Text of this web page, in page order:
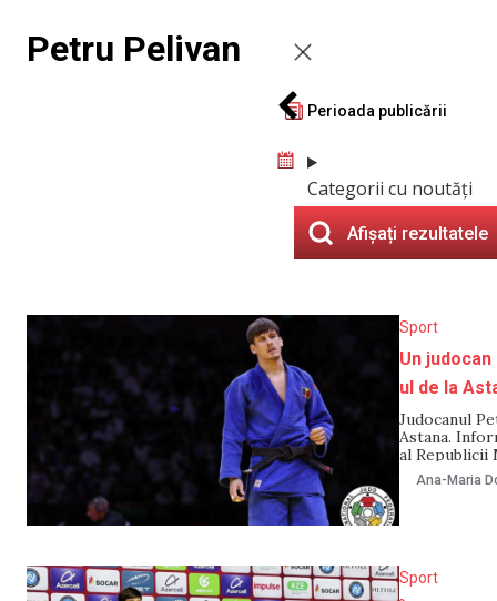
Petru Pelivan
Perioada publicării
Categorii cu noutăți
Afișați rezultatele
Sport
Un
ul de la
Judocanul
Astana.
al Republicii
participat
trei victorii
Ana-Maria
Sport